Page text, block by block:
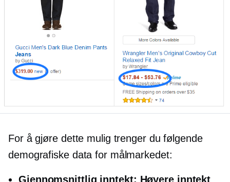
For å gjøre dette mulig trenger du følgende
demografiske data for målmarkedet:
Gjennomsnittlig inntekt: Høyere inntekt